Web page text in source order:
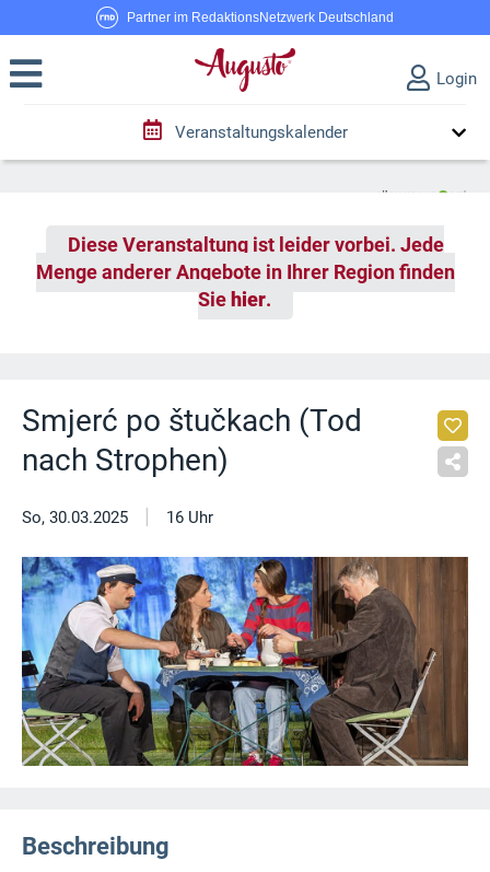
Partner im RedaktionsNetzwerk Deutschland
Login
Veranstaltungskalender
Diese Veranstaltung ist leider vorbei. Jede
Menge anderer Angebote in Ihrer Region finden
Sie hier.
Smjerć po štučkach (Tod
nach Strophen)
So, 30.03.2025 | 16 Uhr
Beschreibung